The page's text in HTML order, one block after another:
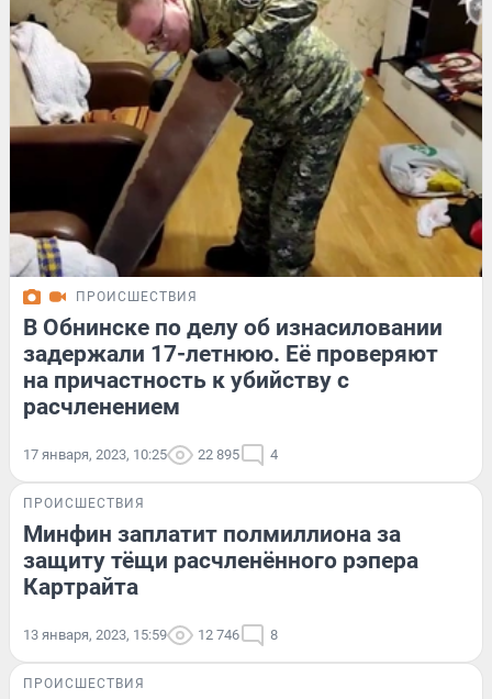
ПРОИСШЕСТВИЯ
В Обнинске по делу об изнасиловании
задержали 17-летнюю. Её проверяют
на причастность к убийству с
расчленением
17 января, 2023, 10:25 22 895 4
ПРОИСШЕСТВИЯ
Минфин заплатит полмиллиона за
защиту тёщи расчленённого рэпера
Картрайта
13 января, 2023, 15:59 12 746 8
ПРОИСШЕСТВИЯ